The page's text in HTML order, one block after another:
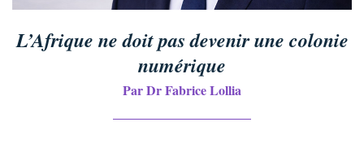
L’Afrique ne doit pas devenir une colonie
numérique
Par Dr Fabrice Lollia